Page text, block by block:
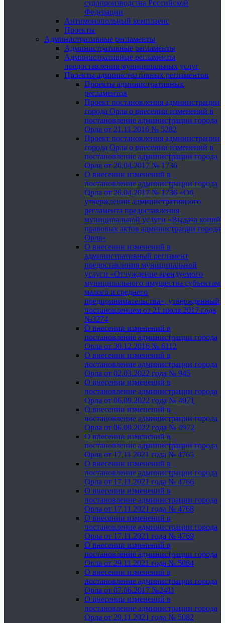
судопроизводства Российской
Федерации
Антимонопольный комплаенс
Проекты
Административные регламенты
Административные регламенты
Административные регламенты
предоставления муниципальных услуг
Проекты административных регламентов
Проекты административных
регламентов
Проект постановления администрации
города Орла о внесении изменений в
постановление администрации города
Орла от 21.11.2016 № 5282
Проект постановления администрации
города Орла о внесении изменений в
постановление администрации города
Орла от 26.04.2017 № 1736
О внесении изменений в
постановление администрации города
Орла от 26.04.2017 № 1736 «Об
утверждении административного
регламента предоставления
муниципальной услуги «Выдача копий
правовых актов администрации города
Орла»
О внесении изменений в
административный регламент
предоставления муниципальной
услуги «Отчуждение арендуемого
муниципального имущества субъектам
малого и среднего
предпринимательства», утвержденный
постановлением от 21 июля 2017 года
№3274
О внесении изменений в
постановление администрации города
Орла от 30.12.2016 № 6112
О внесении изменений в
постановление администрации города
Орла от 02.03.2022 года № 945
О внесении изменений в
постановление администрации города
Орла от 06.09.2022 года № 4971
О внесении изменений в
постановление администрации города
Орла от 06.09.2022 года № 4972
О внесении изменений в
постановление администрации города
Орла от 17.11.2021 года № 4765
О внесении изменений в
постановление администрации города
Орла от 17.11.2021 года № 4766
О внесении изменений в
постановление администрации города
Орла от 17.11.2021 года № 4768
О внесении изменений в
постановление администрации города
Орла от 17.11.2021 года № 4769
О внесении изменений в
постановление администрации города
Орла от 29.11.2021 года № 5084
О внесении изменений в
постановление администрации города
Орла от 07.06.2017 №2411
О внесении изменений в
постановление администрации города
Орла от 29.11.2021 года № 5082